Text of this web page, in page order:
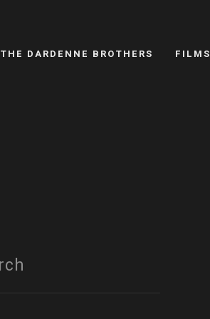
THE DARDENNE BROTHERS FILMS